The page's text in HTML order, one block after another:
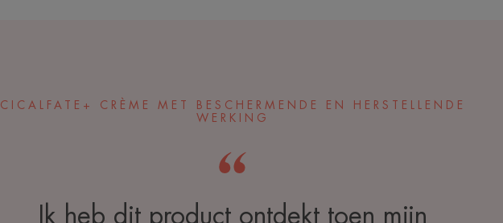
CICALFATE+ CRÈME MET BESCHERMENDE EN HERSTELLENDE
WERKING
Ik heb dit product ontdekt toen mijn